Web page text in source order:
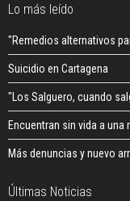
Lo más leído
"Remedios alternativos
Suicidio en Cartagena
"Los Salguero, cuando
Encuentran sin vida a
Más denuncias y nuevo
Últimas Noticias